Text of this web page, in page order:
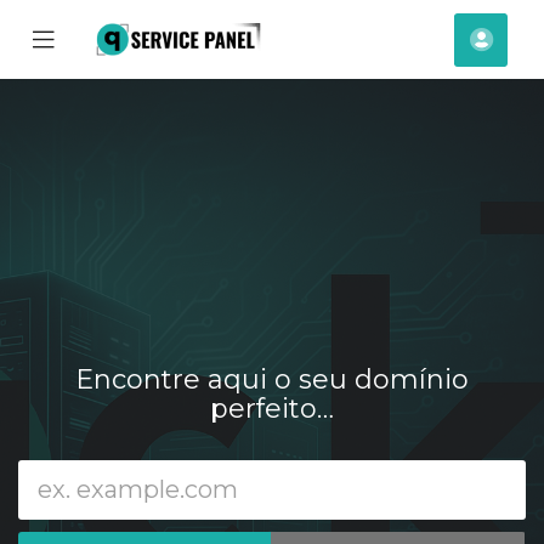
Mobile
Menu
Encontre aqui o seu domínio
perfeito…